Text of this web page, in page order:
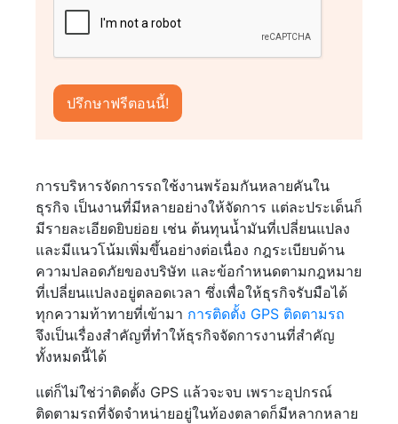
การบริหารจัดการรถใช้งานพร้อมกันหลายคันใน
ธุรกิจ เป็นงานที่มีหลายอย่างให้จัดการ แต่ละประเด็นก็
มีรายละเอียดยิบย่อย เช่น ต้นทุนน้ำมันที่เปลี่ยนแปลง
และมีแนวโน้มเพิ่มขึ้นอย่างต่อเนื่อง กฎระเบียบด้าน
ความปลอดภัยของบริษัท และข้อกำหนดตามกฎหมาย
ที่เปลี่ยนแปลงอยู่ตลอดเวลา ซึ่งเพื่อให้ธุรกิจรับมือได้
ทุกความท้าทายที่เข้ามา การติดตั้ง GPS ติดตามรถ
จึงเป็นเรื่องสำคัญที่ทำให้ธุรกิจจัดการงานที่สำคัญ
ทั้งหมดนี้ได้
แต่ก็ไม่ใช่ว่าติดตั้ง GPS แล้วจะจบ เพราะอุปกรณ์
ติดตามรถที่จัดจำหน่ายอยู่ในท้องตลาดก็มีหลากหลาย